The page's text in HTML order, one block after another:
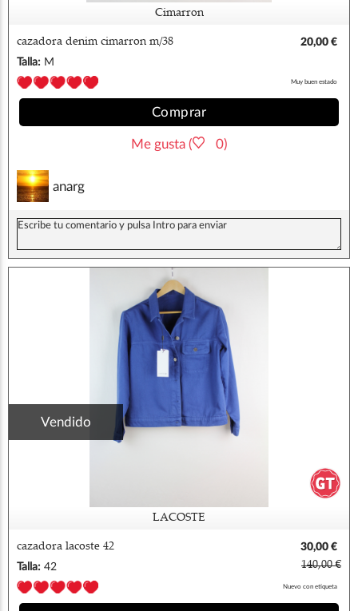
Cimarron
cazadora denim cimarron m/38
20,00 €
Talla: M
Muy buen estado
Comprar
Me gusta ( 0)
anarg
Vendido
LACOSTE
cazadora lacoste 42
30,00 €
Talla: 42 140,00 €
Nuevo con etiqueta